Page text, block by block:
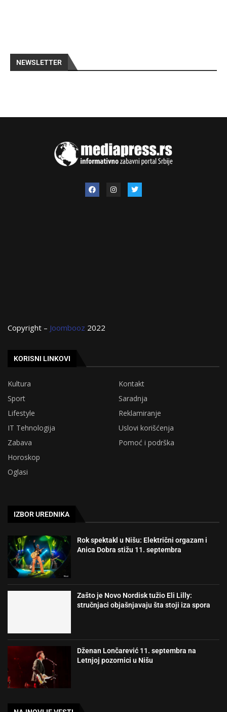
NEWSLETTER
Copyright – Joombooz 2022
KORISNI LINKOVI
Kultura
Kontakt
Sport
Saradnja
Lifestyle
Reklamiranje
IT Tehnologija
Uslovi korišćenja
Zabava
Pomoć i podrška
Horoskop
Oglasi
IZBOR UREDNIKA
Rok spektakl u Nišu: Električni orgazam i
Anica Dobra stižu 11. septembra
Zašto je Novo Nordisk tužio Eli Lilly:
stručnjaci objašnjavaju šta stoji iza spora
Dženan Lončarević 11. septembra na
Letnjoj pozornici u Nišu